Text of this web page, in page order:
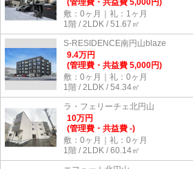
(管理費・共益費 5,000円)
敷：0ヶ月｜礼：1ヶ月
1階 / 2LDK / 51.67㎡
S-RESIDENCE南円山blaze
9.4万円
(管理費・共益費 5,000円)
敷：0ヶ月｜礼：0ヶ月
1階 / 2LDK / 54.34㎡
ラ・フェリーチェ北円山
10万円
(管理費・共益費 -)
敷：0ヶ月｜礼：0ヶ月
1階 / 2LDK / 60.14㎡